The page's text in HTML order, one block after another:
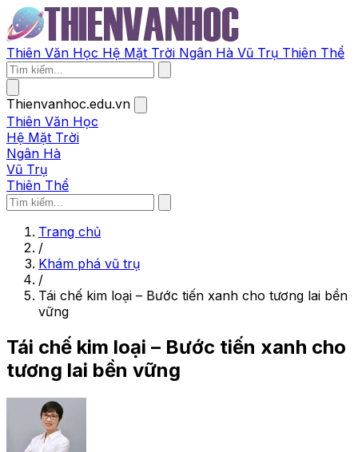
Thiên Văn Học Hệ Mặt Trời Ngân Hà Vũ Trụ Thiên Thể
Thienvanhoc.edu.vn
Thiên Văn Học
Hệ Mặt Trời
Ngân Hà
Vũ Trụ
Thiên Thể
Trang chủ
/
Khám phá vũ trụ
/
Tái chế kim loại – Bước tiến xanh cho tương lai bền
vững
Tái chế kim loại – Bước tiến xanh cho
tương lai bền vững